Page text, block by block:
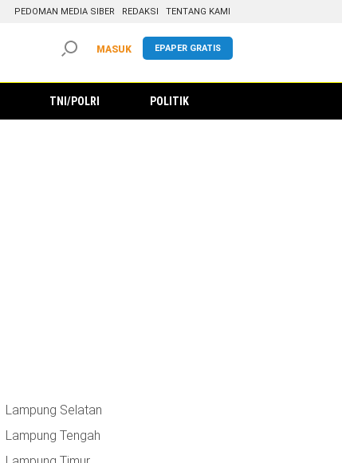
PEDOMAN MEDIA SIBER REDAKSI TENTANG KAMI
EPAPER GRATIS
MASUK
TNI/POLRI POLITIK
Lampung Selatan
Lampung Tengah